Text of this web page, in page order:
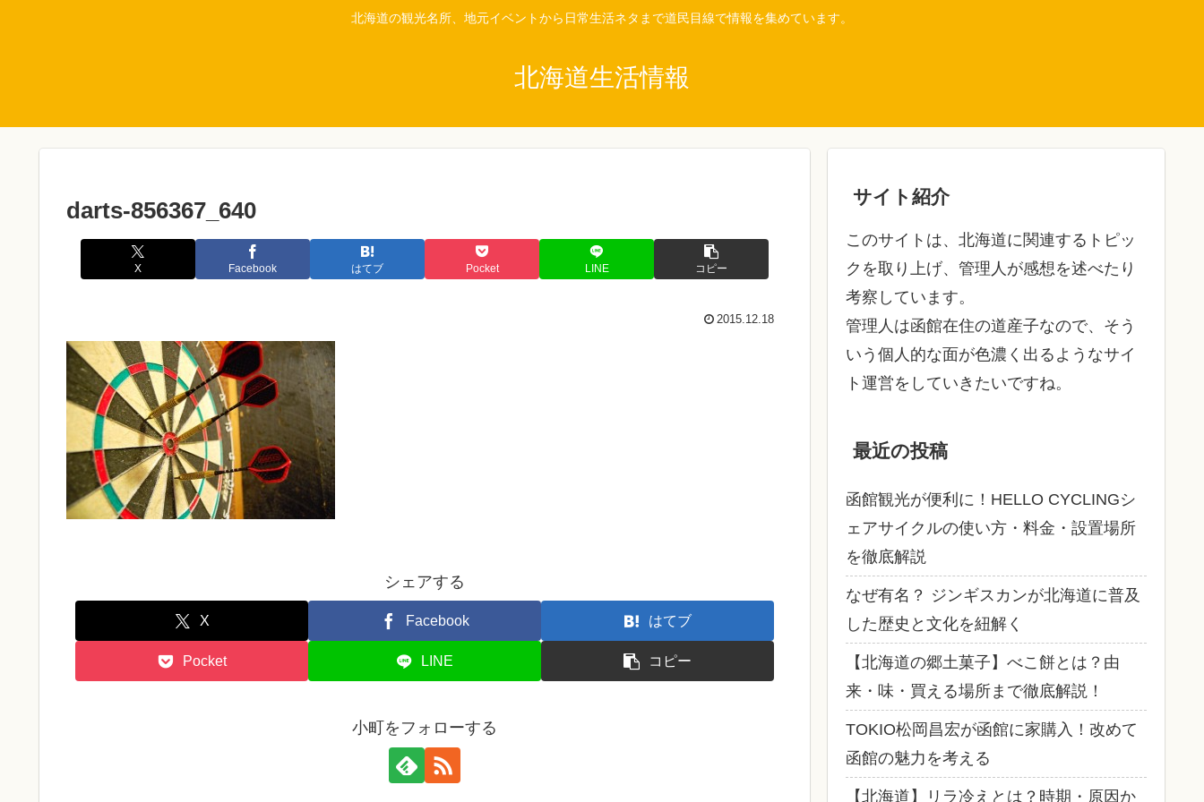
北海道の観光名所、地元イベントから日常生活ネタまで道民目線で情報を集めています。
北海道生活情報
darts-856367_640
X Facebook はてブ Pocket LINE コピー
2015.12.18
シェアする
X Facebook はてブ
Pocket LINE コピー
小町をフォローする
サイト紹介
このサイトは、北海道に関連するトピッ
クを取り上げ、管理人が感想を述べたり
考察しています。
管理人は函館在住の道産子なので、そう
いう個人的な面が色濃く出るようなサイ
ト運営をしていきたいですね。
最近の投稿
函館観光が便利に！HELLO CYCLINGシ
ェアサイクルの使い方・料金・設置場所
を徹底解説
なぜ有名？ ジンギスカンが北海道に普及
した歴史と文化を紐解く
【北海道の郷土菓子】べこ餅とは？由
来・味・買える場所まで徹底解説！
TOKIO松岡昌宏が函館に家購入！改めて
函館の魅力を考える
【北海道】リラ冷えとは？時期・原因か